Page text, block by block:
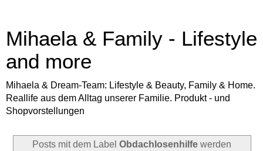
Mihaela & Family - Lifestyle
and more
Mihaela & Dream-Team: Lifestyle & Beauty, Family & Home.
Reallife aus dem Alltag unserer Familie. Produkt - und
Shopvorstellungen
Posts mit dem Label Obdachlosenhilfewerden